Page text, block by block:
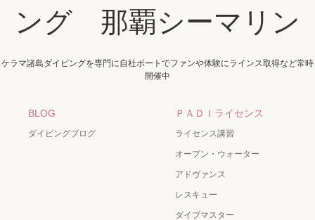
ング 那覇シーマリン
ケラマ諸島ダイビングを専門に自社ボートでファンや体験にラインス取得など常時
開催中
BLOG
ダイビングブログ
ＰＡＤＩライセンス
ライセンス講習
オープン・ウォーター
アドヴァンス
レスキュー
ダイブマスター